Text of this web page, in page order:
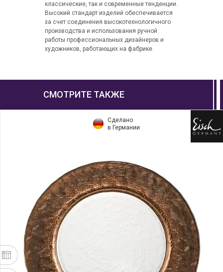
классические, так и современные тенденции.
Высокий стандарт изделий обеспечивается
за счет соединения высокотехнологичного
производства и использования ручной
работы профессиональных дизайнеров и
художников, работающих на фабрике.
СМОТРИТЕ ТАКЖЕ
Сделано
в Германии